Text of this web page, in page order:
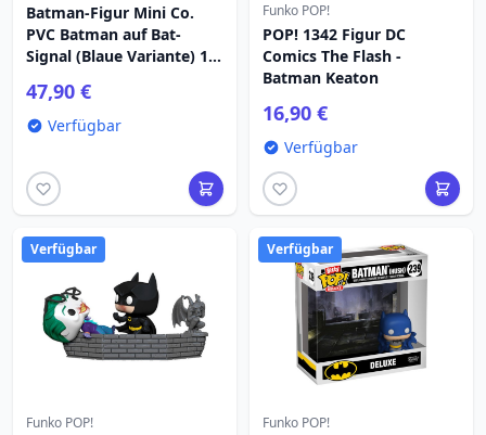
Batman-Figur Mini Co.
PVC Batman auf Bat-
Signal (Blaue Variante) 15
47,90 €
Verfügbar
Funko POP!
POP! 1342 Figur DC
Comics The Flash -
Batman Keaton
16,90 €
Verfügbar
Verfügbar
Funko POP!
Verfügbar
Funko POP!